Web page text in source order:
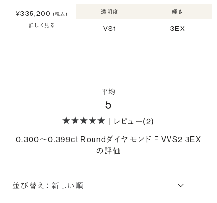
¥335,200 (税込)
詳しく見る
透明度
VS1
輝き
3EX
平均
5
| レビュー(2)
0.300〜0.399ct Roundダイヤモンド F VVS2 3EX
の評価
並び替え：